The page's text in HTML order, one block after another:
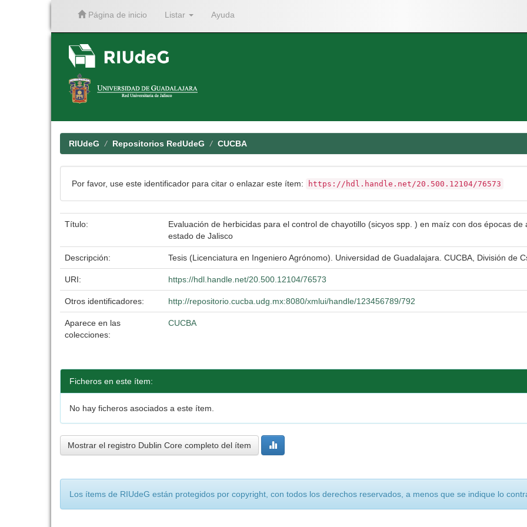
Página de inicio Listar Ayuda
RIUdeG Repositorios RedUdeG CUCBA
Por favor, use este identificador para citar o enlazar este ítem: https://hdl.handle.net/20.500.12104/76573
Título:
Evaluación de herbicidas para el control de chayotillo (sicyos spp. ) en maíz con dos épocas
estado de Jalisco
Descripción: Tesis (Licenciatura en Ingeniero Agrónomo). Universidad de Guadalajara. CUCBA, División de
URI: https://hdl.handle.net/20.500.12104/76573
Otros identificadores: http://repositorio.cucba.udg.mx:8080/xmlui/handle/123456789/792
Aparece en las
colecciones:
CUCBA
Ficheros en este ítem:
No hay ficheros asociados a este ítem.
Mostrar el registro Dublin Core completo del ítem
Los ítems de RIUdeG están protegidos por copyright, con todos los derechos reservados, a menos que se indique lo